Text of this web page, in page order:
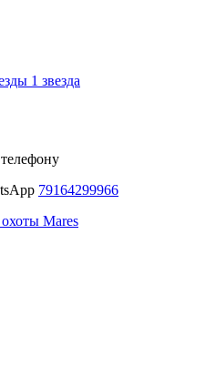
1 звезда
79164299966
Mares